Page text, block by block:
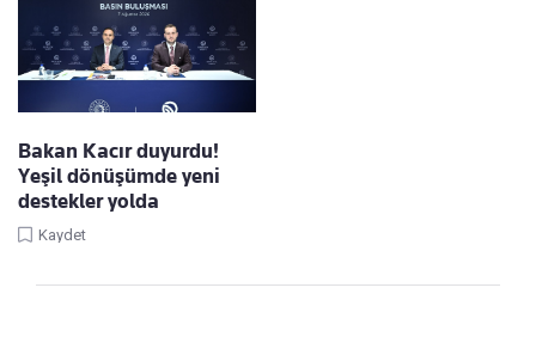
Bakan Kacır duyurdu!
Yeşil dönüşümde yeni
destekler yolda
Kaydet